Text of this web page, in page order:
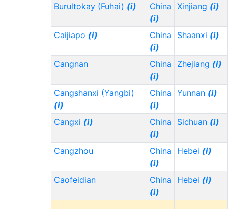
Burultokay (Fuhai) (i)
China
(i)
Xinjiang (i)
Caijiapo (i)
China
(i)
Shaanxi (i)
Cangnan
China
(i)
Zhejiang (i)
Cangshanxi (Yangbi)
(i)
China
(i)
Yunnan (i)
Cangxi (i)
China
(i)
Sichuan (i)
Cangzhou
China
(i)
Hebei (i)
Caofeidian
China
(i)
Hebei (i)